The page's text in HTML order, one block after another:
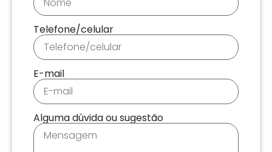
Telefone/celular
E-mail
Alguma dúvida ou sugestão